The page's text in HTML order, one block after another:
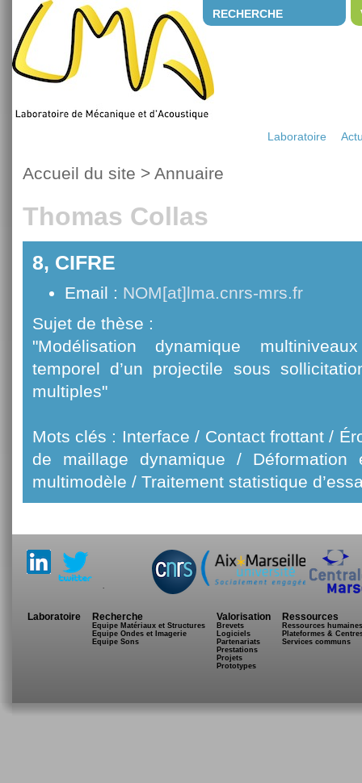
RECHERCHE
Laboratoire
Accueil du site > Annuaire
Thomas Collas
8, CIFRE
Email : NOM[at]lma.cnrs-mrs.fr
Sujet de thèse :
"Modélisation dynamique
temporel d’un projectile sous
multiples"
Mots clés : Interface / Contact frottant /
de maillage dynamique / Déformation
multimodèle / Traitement statistique
.
Laboratoire Recherche
Equipe Matériaux et Structures
Equipe Ondes et Imagerie
Equipe Sons
Valorisation
Brevets
Logiciels
Partenariats
Prestations
Projets
Prototypes
Ressources
Ressources humaines
Plateformes &
Services communs